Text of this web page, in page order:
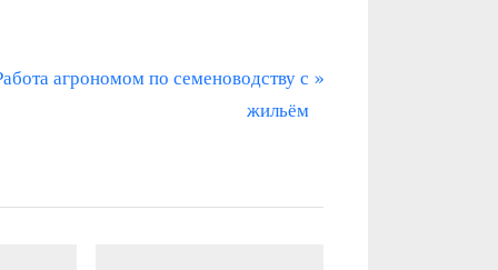
агрономом по семеноводству с
жильём